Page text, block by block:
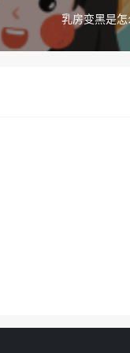
乳房变黑是